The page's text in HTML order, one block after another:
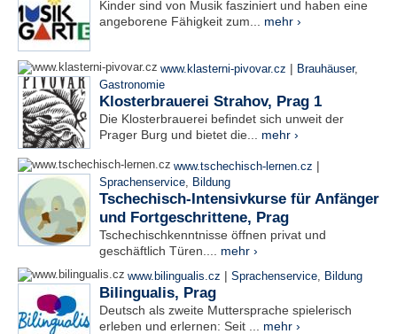
Kinder sind von Musik fasziniert und haben eine
angeborene Fähigkeit zum... mehr ›
www.klasterni-pivovar.cz | Brauhäuser,
Gastronomie
Klosterbrauerei Strahov, Prag 1
Die Klosterbrauerei befindet sich unweit der
Prager Burg und bietet die... mehr ›
www.tschechisch-lernen.cz |
Sprachenservice, Bildung
Tschechisch-Intensivkurse für Anfänger
und Fortgeschrittene, Prag
Tschechischkenntnisse öffnen privat und
geschäftlich Türen.... mehr ›
www.bilingualis.cz | Sprachenservice, Bildung
Bilingualis, Prag
Deutsch als zweite Muttersprache spielerisch
erleben und erlernen: Seit ... mehr ›